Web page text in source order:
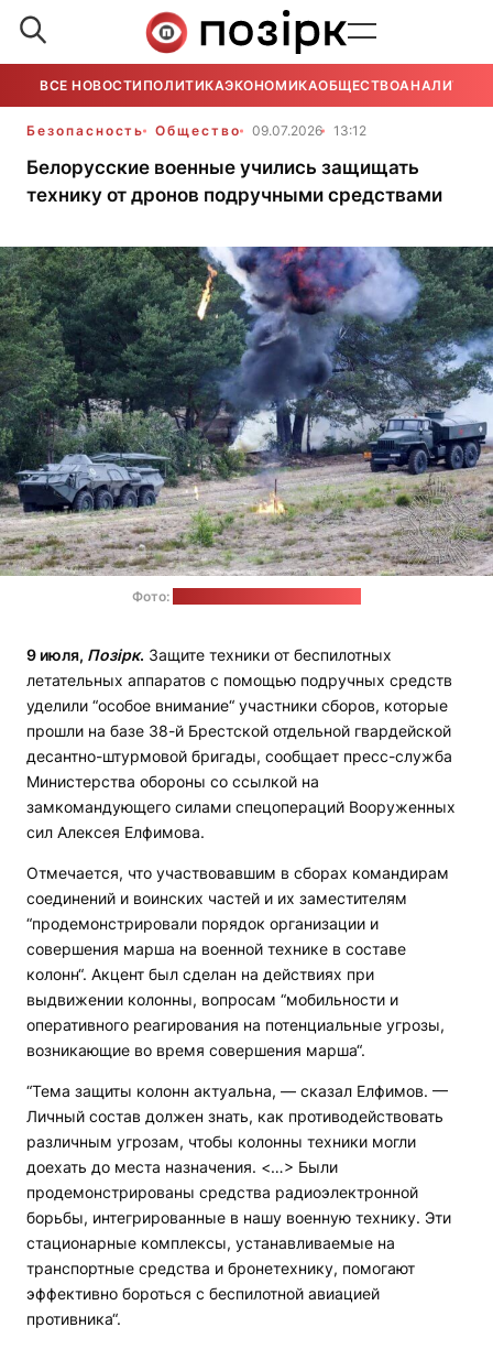
ВСЕ НОВОСТИ ПОЛИТИКАЭКОНОМИКАОБЩЕСТВОАНАЛИТИКА
Безопасность Общество 09.07.2026 13:12
Белорусские военные учились защищать
технику от дронов подручными средствами
Фото:
9 июля, Позірк. Защите техники от беспилотных
летательных аппаратов с помощью подручных средств
уделили “особое внимание“ участники сборов, которые
прошли на базе 38-й Брестской отдельной гвардейской
десантно-штурмовой бригады, сообщает пресс-служба
Министерства обороны со ссылкой на
замкомандующего силами спецопераций Вооруженных
сил Алексея Елфимова.
Отмечается, что участвовавшим в сборах командирам
соединений и воинских частей и их заместителям
“продемонстрировали порядок организации и
совершения марша на военной технике в составе
колонн“. Акцент был сделан на действиях при
выдвижении колонны, вопросам “мобильности и
оперативного реагирования на потенциальные угрозы,
возникающие во время совершения марша“.
“Тема защиты колонн актуальна, — сказал Елфимов. —
Личный состав должен знать, как противодействовать
различным угрозам, чтобы колонны техники могли
доехать до места назначения. <…> Были
продемонстрированы средства радиоэлектронной
борьбы, интегрированные в нашу военную технику. Эти
стационарные комплексы, устанавливаемые на
транспортные средства и бронетехнику, помогают
эффективно бороться с беспилотной авиацией
противника“.